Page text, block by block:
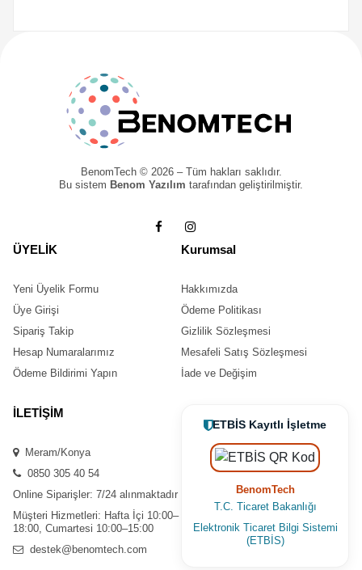
BenomTech © 2026 – Tüm hakları saklıdır.
Bu sistem Benom Yazılım tarafından geliştirilmiştir.
ÜYELİK
Yeni Üyelik Formu
Üye Girişi
Sipariş Takip
Hesap Numaralarımız
Ödeme Bildirimi Yapın
Kurumsal
Hakkımızda
Ödeme Politikası
Gizlilik Sözleşmesi
Mesafeli Satış Sözleşmesi
İade ve Değişim
İLETİŞİM
Meram/Konya
0850 305 40 54
Online Siparişler: 7/24 alınmaktadır
Müşteri Hizmetleri: Hafta İçi 10:00–
18:00, Cumartesi 10:00–15:00
destek@benomtech.com
ETBİS Kayıtlı İşletme
BenomTech
T.C. Ticaret Bakanlığı
Elektronik Ticaret Bilgi Sistemi
(ETBİS)